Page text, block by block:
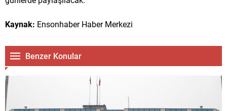
Kaynak: Ensonhaber Haber Merkezi
Benzer Konular